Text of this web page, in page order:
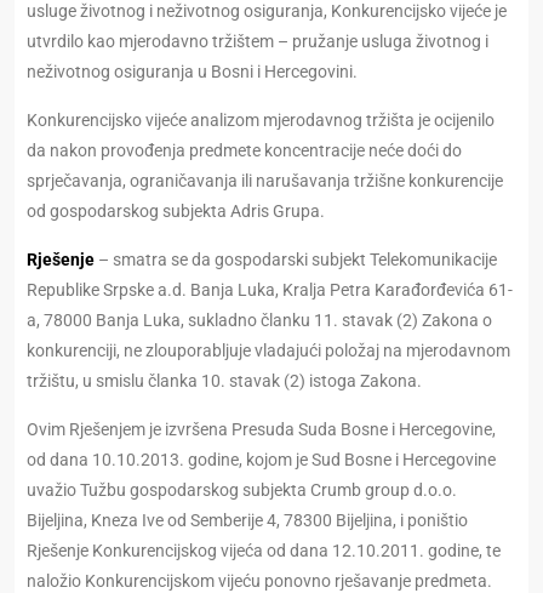
usluge životnog i neživotnog osiguranja, Konkurencijsko vijeće je
utvrdilo kao mjerodavno tržištem – pružanje usluga životnog i
neživotnog osiguranja u Bosni i Hercegovini.
Konkurencijsko vijeće analizom mjerodavnog tržišta je ocijenilo
da nakon provođenja predmete koncentracije neće doći do
sprječavanja, ograničavanja ili narušavanja tržišne konkurencije
od gospodarskog subjekta Adris Grupa.
Rješenje – smatra se da gospodarski subjekt Telekomunikacije
Republike Srpske a.d. Banja Luka, Kralja Petra Karađorđevića 61-
a, 78000 Banja Luka, sukladno članku 11. stavak (2) Zakona o
konkurenciji, ne zlouporabljuje vladajući položaj na mjerodavnom
tržištu, u smislu članka 10. stavak (2) istoga Zakona.
Ovim Rješenjem je izvršena Presuda Suda Bosne i Hercegovine,
od dana 10.10.2013. godine, kojom je Sud Bosne i Hercegovine
uvažio Tužbu gospodarskog subjekta Crumb group d.o.o.
Bijeljina, Kneza Ive od Semberije 4, 78300 Bijeljina, i poništio
Rješenje Konkurencijskog vijeća od dana 12.10.2011. godine, te
naložio Konkurencijskom vijeću ponovno rješavanje predmeta.